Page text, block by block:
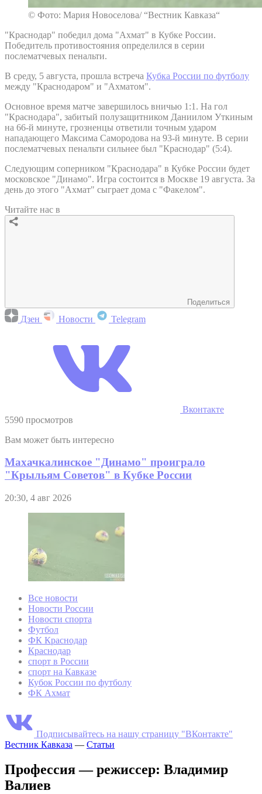
© Фото: Мария Новоселова/ “Вестник Кавказа“
"Краснодар" победил дома "Ахмат" в Кубке России.
Победитель противостояния определился в серии
послематчевых пенальти.
В среду, 5 августа, прошла встреча Кубка России по футболу
между "Краснодаром" и "Ахматом".
Основное время матче завершилось вничью 1:1. На гол
"Краснодара", забитый полузащитником Даниилом Уткиным
на 66-й минуте, грозненцы ответили точным ударом
нападающего Максима Самородова на 93-й минуте. В серии
послематчевых пенальти сильнее был "Краснодар" (5:4).
Следующим соперником "Краснодара" в Кубке России будет
московское "Динамо". Игра состоится в Москве 19 августа. За
день до этого "Ахмат" сыграет дома с "Факелом".
Читайте нас в
Поделиться
Дзен Новости Telegram
Вконтакте
5590 просмотров
Вам может быть интересно
Махачкалинское "Динамо" проиграло
"Крыльям Советов" в Кубке России
20:30, 4 авг 2026
Все новости
Новости России
Новости спорта
Футбол
ФК Краснодар
Краснодар
спорт в России
спорт на Кавказе
Кубок России по футболу
ФК Ахмат
Подписывайтесь на нашу страницу "ВКонтакте"
Вестник Кавказа — Статьи
Профессия — режиссер: Владимир
Валиев